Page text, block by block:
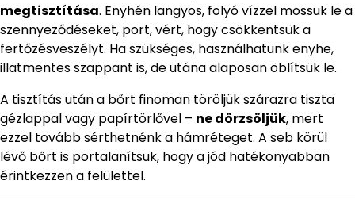
megtisztítása. Enyhén langyos, folyó vízzel mossuk le a
szennyeződéseket, port, vért, hogy csökkentsük a
fertőzésveszélyt. Ha szükséges, használhatunk enyhe,
illatmentes szappant is, de utána alaposan öblítsük le.
A tisztítás után a bőrt finoman töröljük szárazra tiszta
gézlappal vagy papírtörlővel – ne dörzsöljük, mert
ezzel tovább sérthetnénk a hámréteget. A seb körül
lévő bőrt is portalanítsuk, hogy a jód hatékonyabban
érintkezzen a felülettel.